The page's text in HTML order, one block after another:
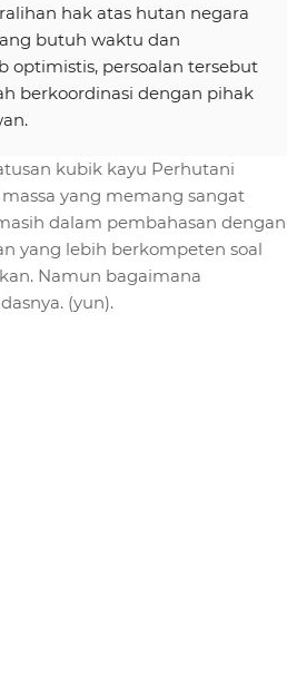
hak atas hutan negara
butuh waktu dan
optimistis, persoalan tersebut
berkoordinasi dengan pihak
kubik kayu Perhutani
yang memang sangat
dalam pembahasan dengan
yang lebih berkompeten soal
Namun bagaimana
(yun).